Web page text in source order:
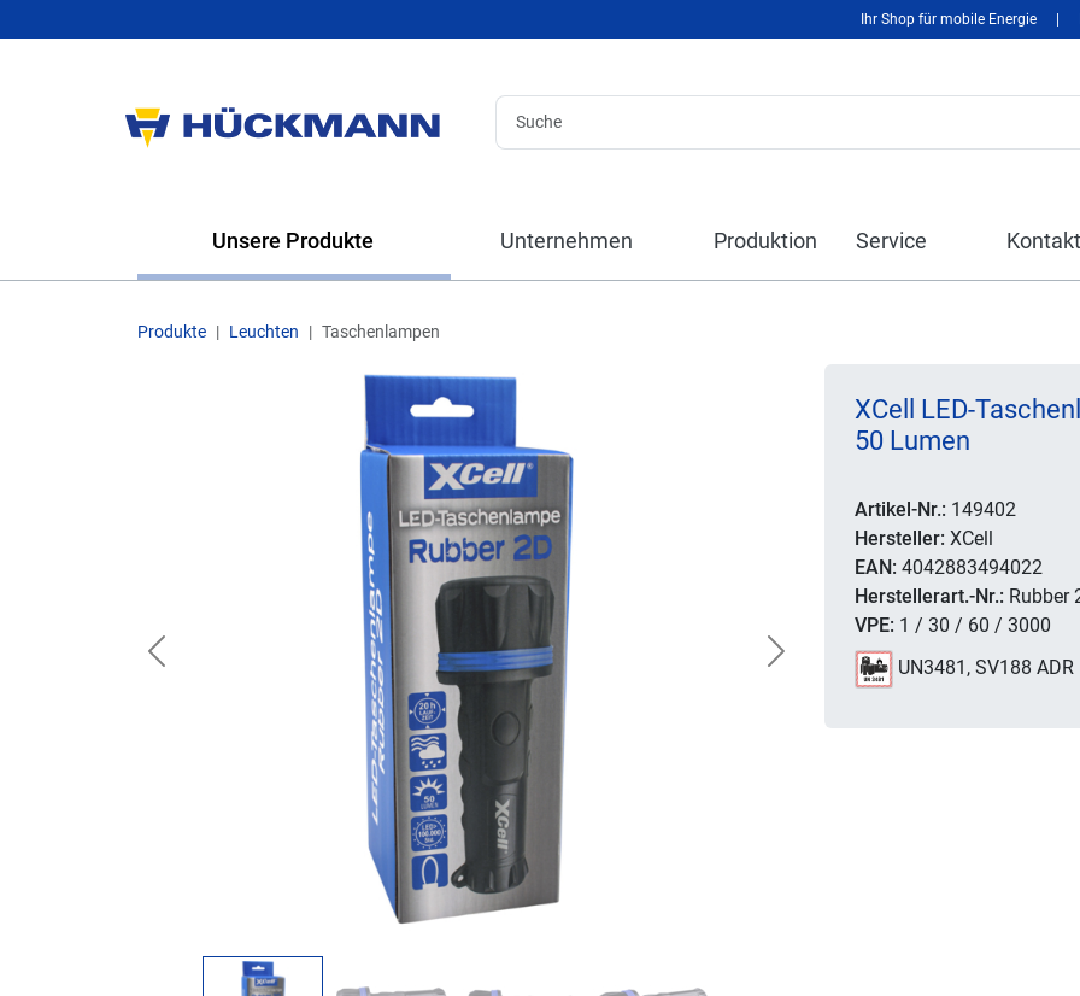
Ihr Shop für mobile Energie
Unsere Produkte Unternehmen Produktion Service Kontakt
Produkte Leuchten Taschenlampen
Previous Next
XCell LED-
50 Lumen
Artikel-Nr.: 149402
Hersteller: XCell
EAN: 4042883494022
Herstellerart.-Nr.: Rubber
VPE: 1 / 30 / 60 / 3000
UN3481, SV188 ADR